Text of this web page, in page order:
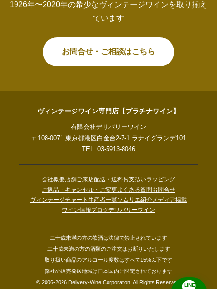
1926年〜2020年の希少なヴィンテージワインを取り揃え
ています
お問合せ・ご相談はこちら
ヴィンテージワイン専門店【プラチナワイン】
有限会社デリバリーワイン
〒108-0071 東京都港区白金台2-7-1 ラナイグランデ101
TEL: 03-5913-8046
会社概要店舗ご来店配送・送料お支払いラッピング
ご返品・キャンセル・ご変更よくある質問お問合せ
ヴィンテージチャート 生産者一覧ソムリエ紹介メディア掲載
ワイン情報ブログデリバリーワイン
二十歳未満の方の飲酒は法律で禁止されています
二十歳未満の方の酒類のご注文はお断りいたします
取り扱い商品のアルコール度数はすべて15%以下です
弊社の販売発送地域は日本国内に限定されております
© 2006-2026 Delivery-Wine Corporation. All Rights Reserved.
LINE